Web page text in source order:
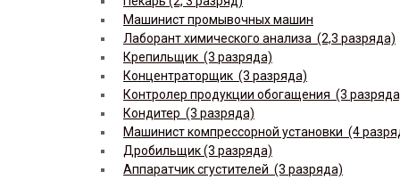
Машинист промывочных машин
Лаборант химического анализа (2,3 разряда)
Крепильщик (3 разряда)
Концентраторщик (3 разряда)
Контролер продукции обогащения (3
Кондитер (3 разряда)
Машинист компрессорной установки (4
Дробильщик (3 разряда)
Аппаратчик сгустителей (3 разряда)